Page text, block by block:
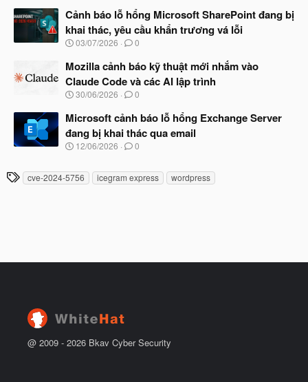
đ
ầ
u
à
y
b
ắ
đ
ầ
u
Cảnh báo lỗ hổng Microsoft SharePoint đang bị
khai thác, yêu cầu khẩn trương vá lỗi
N
à
b
ắ
đ
ầ
u
03/07/2026 0
Mozilla cảnh báo kỹ thuật mới nhắm vào
Claude Code và các AI lập trình
N
à
b
ắ
đ
ầ
30/06/2026 0
Microsoft cảnh báo lỗ hổng Exchange Server
đang bị khai thác qua email
N
y
12/06/2026 0
Tcve-2024-5756 icegram express wordpress
@ 2009 - 2026 Bkav Cyber Security